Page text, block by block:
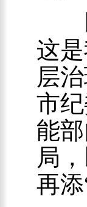
以
这
层
市
能
局
再添